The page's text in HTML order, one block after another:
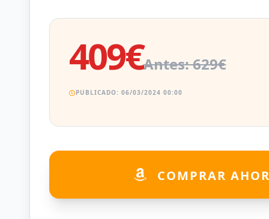
409€Antes: 629€
PUBLICADO: 06/03/2024 00:00
COMPRAR